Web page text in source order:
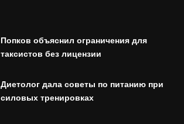
Попков объяснил ограничения для
таксистов без лицензии
Диетолог дала советы по питанию при
силовых тренировках